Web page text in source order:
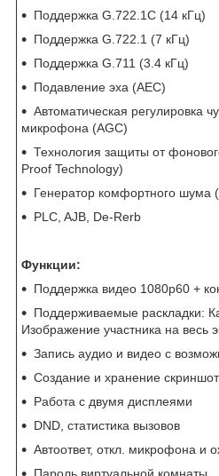
Поддержка G.722.1C (14 кГц)
Поддержка G.722.1 (7 кГц)
Поддержка G.711 (3.4 кГц)
Подавление эха (AEC)
Автоматическая регулировка
микрофона (AGC)
Технология защиты от
Proof Technology)
Генератор комфортного шума
PLC, AJB, De-Rerb
Функции:
Поддержка видео 1080р60 +
Поддерживаемые раскладки:
Изображение участника на весь
Запись аудио и видео с
Создание и хранение
Работа с двумя дисплеями
DND, статистика вызовов
Автоответ, откл. микрофона и